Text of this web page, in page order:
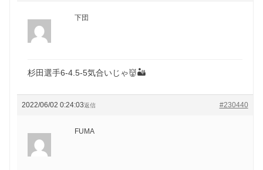
下団
杉田選手6-4.5-5気合いじゃ👹🏜
2022/06/02 0:24:03 #230440
返信
FUMA